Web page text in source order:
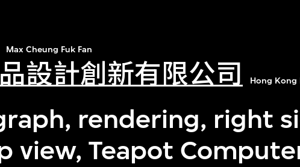
Max Cheung Fuk Fan
設計創新有限公司
Hong Kong
rendering, right
view, Teapot